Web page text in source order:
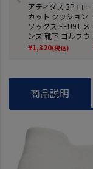
アディダス 3P ロー
カット クッション
ソックス EEU91 メ
ンズ 靴下 ゴルフウ
ェア 2025春夏モデ
ル adidas 日本正規
¥1,320(税込)
商品説明